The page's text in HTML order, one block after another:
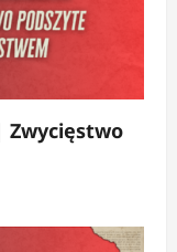
Zwycięstwo